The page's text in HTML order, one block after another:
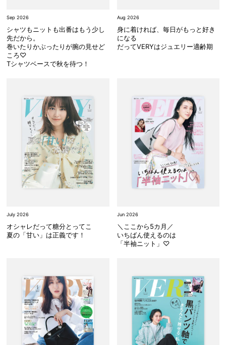
Sep 2026
シャツもニットも出番はもう少し
先だから。
巻いたりかぶったりが腕の見せど
ころ♡
Tシャツベースで秋を待つ！
Aug 2026
身に着ければ、毎日がもっと好き
になる
だってVERYはジュエリー適齢期
July 2026
オシャレだって糖分とってこ
夏の「甘い」は正義です！
Jun 2026
＼ここから5カ月／
いちばん使えるのは
「半袖ニット」♡